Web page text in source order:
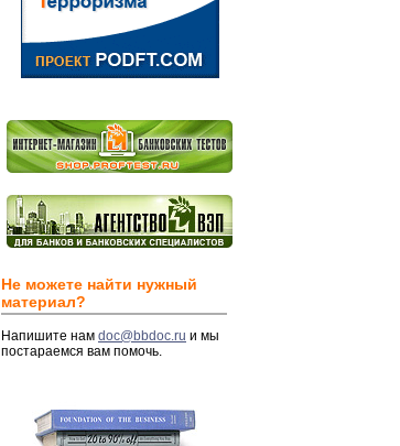
Не можете найти нужный
материал?
Напишите нам doc@bbdoc.ru и мы
постараемся вам помочь.